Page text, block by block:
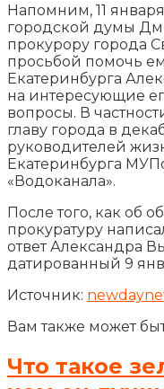
Напомним, 11
городской думы
прокурору города
просьбой помочь
Екатеринбурга
на интересующие
вопросы. В
главу города в
руководителей
Екатеринбурга
«Водоканала».
После того, как об
прокуратуру
ответ Александра
датированный 9
Источник:
Вам также может
Что такое